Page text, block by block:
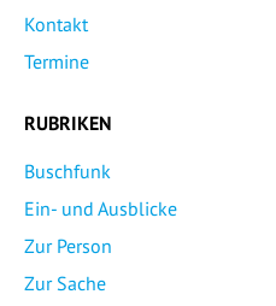
Kontakt
Termine
RUBRIKEN
Buschfunk
Ein- und Ausblicke
Zur Person
Zur Sache